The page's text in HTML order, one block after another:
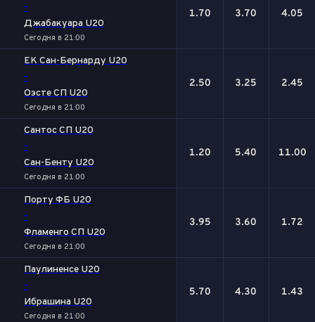
-
Джабакуара U20
Сегодня в 21:00
1.70 3.70 4.05
ЕК Сан-Бернарду U20
-
Оэсте СП U20
Сегодня в 21:00
2.50 3.25 2.45
Сантос СП U20
-
Сан-Бенту U20
Сегодня в 21:00
1.20 5.40 11.00
Порту ФБ U20
-
Фламенго СП U20
Сегодня в 21:00
3.95 3.60 1.72
Паулиненсе U20
-
Ибрашина U20
Сегодня в 21:00
5.70 4.30 1.43